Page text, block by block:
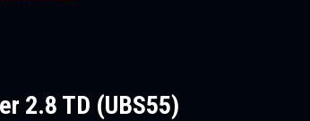
2.8 TD (UBS55)